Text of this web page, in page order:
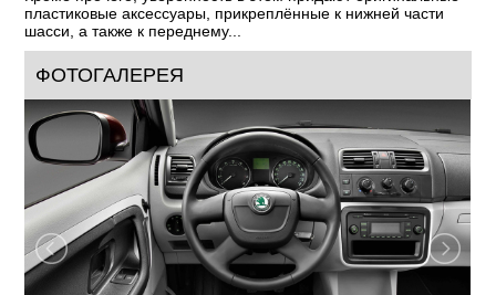
пластиковые аксессуары, прикреплённые к нижней части
шасси, а также к переднему...
ФОТОГАЛЕРЕЯ